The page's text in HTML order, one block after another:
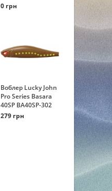
0 грн
Воблер Lucky John
Pro Series Basara
40SP BA40SP-302
279 грн